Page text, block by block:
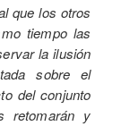
que los otros
tiempo las
la ilusión
sobre el
del conjunto
retomarán y